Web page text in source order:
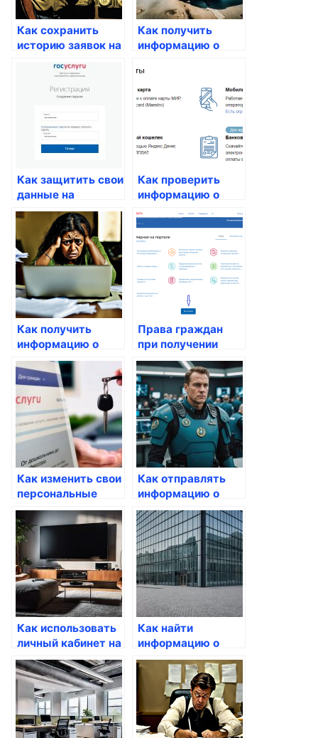
Как сохранить
историю заявок на
Госуслугах
Как получить
информацию о
через госуслуги
Как защитить свои
данные на
Госуслугах
Как проверить
информацию о
своих налогах
через Госуслуги
Как получить
информацию о
личных пенсиях
через портал
Права граждан
при получении
услуг через
Госуслуги
Как изменить свои
персональные
данные на
Госуслугах
Как отправлять
информацию о
себе через
Госуслуги
Как использовать
личный кабинет на
Госуслугах
Как найти
информацию о
своих правах на
жилье